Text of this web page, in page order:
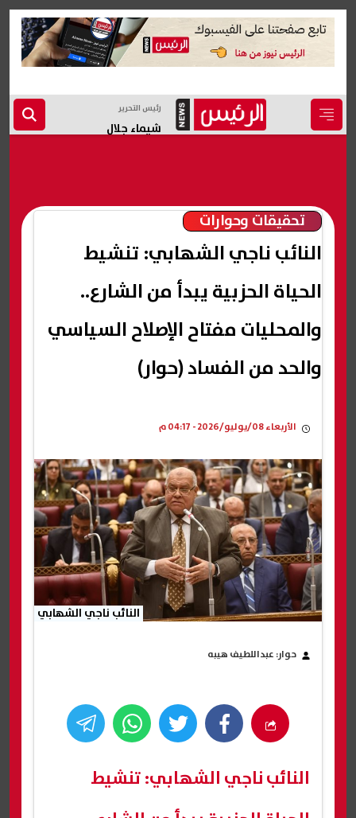
رئيس التحرير
شيماء جلال
تحقيقات وحوارات
النائب ناجي الشهابي: تنشيط
الحياة الحزبية يبدأ من الشارع..
والمحليات مفتاح الإصلاح السياسي
والحد من الفساد (حوار)
الأربعاء 08/يوليو/2026 - 04:17 م
النائب ناجي الشهابي
حوار: عبداللطيف هيبه
النائب ناجي الشهابي: تنشيط